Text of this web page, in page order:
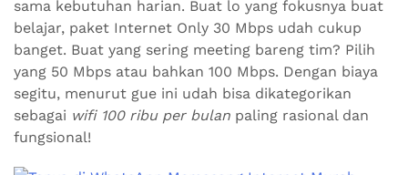
sama kebutuhan harian. Buat lo yang fokusnya buat
belajar, paket Internet Only 30 Mbps udah cukup
banget. Buat yang sering meeting bareng tim? Pilih
yang 50 Mbps atau bahkan 100 Mbps. Dengan biaya
segitu, menurut gue ini udah bisa dikategorikan
sebagai wifi 100 ribu per bulan paling rasional dan
fungsional!